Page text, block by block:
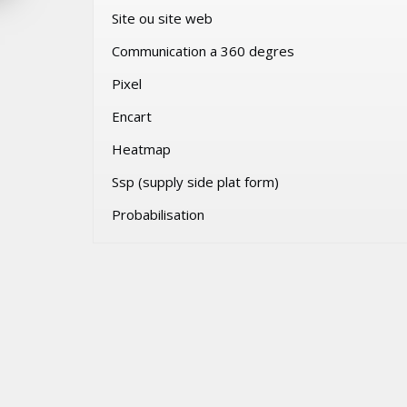
Site ou site web
Communication a 360 degres
Pixel
Encart
Heatmap
Ssp (supply side plat form)
Probabilisation
VENDREDI 31 JUILLET 2026